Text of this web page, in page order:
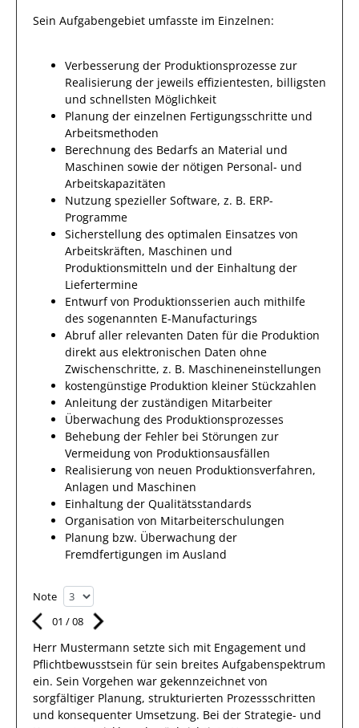
Sein Aufgabengebiet umfasste im Einzelnen:
Verbesserung der Produktionsprozesse zur
Realisierung der jeweils effizientesten, billigsten
und schnellsten Möglichkeit
Planung der einzelnen Fertigungsschritte und
Arbeitsmethoden
Berechnung des Bedarfs an Material und
Maschinen sowie der nötigen Personal- und
Arbeitskapazitäten
Nutzung spezieller Software, z. B. ERP-
Programme
Sicherstellung des optimalen Einsatzes von
Arbeitskräften, Maschinen und
Produktionsmitteln und der Einhaltung der
Liefertermine
Entwurf von Produktionsserien auch mithilfe
des sogenannten E-Manufacturings
Abruf aller relevanten Daten für die Produktion
direkt aus elektronischen Daten ohne
Zwischenschritte, z. B. Maschineneinstellungen
kostengünstige Produktion kleiner Stückzahlen
Anleitung der zuständigen Mitarbeiter
Überwachung des Produktionsprozesses
Behebung der Fehler bei Störungen zur
Vermeidung von Produktionsausfällen
Realisierung von neuen Produktionsverfahren,
Anlagen und Maschinen
Einhaltung der Qualitätsstandards
Organisation von Mitarbeiterschulungen
Planung bzw. Überwachung der
Fremdfertigungen im Ausland
Note
01 /08
Herr Mustermann setzte sich mit Engagement und
Pflichtbewusstsein für sein breites Aufgabenspektrum
ein. Sein Vorgehen war gekennzeichnet von
sorgfältiger Planung, strukturierten Prozessschritten
und konsequenter Umsetzung. Bei der Strategie- und